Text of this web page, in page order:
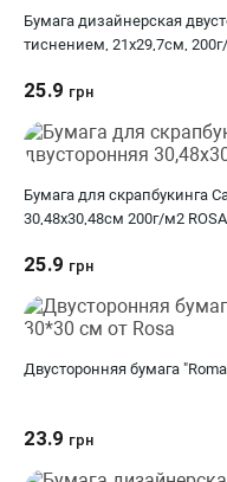
Бумага дизайнерская
тиснением, 21х29,7см,
25.9 грн
Бумага для скрапбукинга
30,48х30,48см 200г/м2
25.9 грн
Двусторонняя бумага
23.9 грн